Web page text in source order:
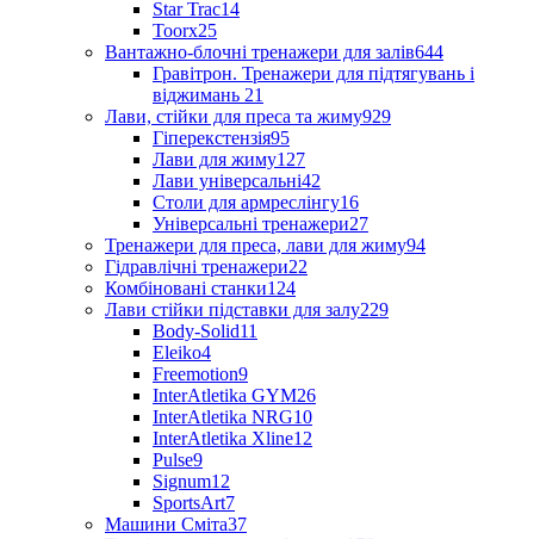
Star Trac14
Toorx25
Вантажно-блочні тренажери для залів644
Гравітрон. Тренажери для підтягувань і
віджимань 21
Лави, стійки для преса та жиму929
Гіперекстензія95
Лави для жиму127
Лави універсальні42
Столи для армреслінгу16
Універсальні тренажери27
Тренажери для преса, лави для жиму94
Гідравлічні тренажери22
Комбіновані станки124
Лави стійки підставки для залу229
Body-Solid11
Eleiko4
Freemotion9
InterAtletika GYM26
InterAtletika NRG10
InterAtletika Xline12
Pulse9
Signum12
SportsArt7
Машини Сміта37